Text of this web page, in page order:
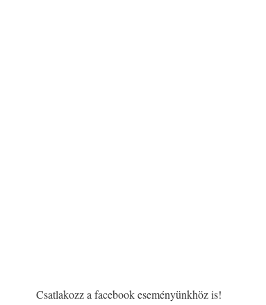
Csatlakozz a facebook eseményünkhöz is!